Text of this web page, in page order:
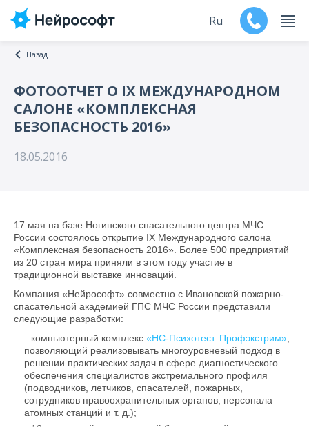
Продукты
Обучение
Дилеры
О компании
Карьера
Ru
Назад
ФОТООТЧЕТ О IХ МЕЖДУНАРОДНОМ
САЛОНЕ «КОМПЛЕКСНАЯ
БЕЗОПАСНОСТЬ 2016»
18.05.2016
17 мая на базе Ногинского спасательного центра МЧС
России состоялось открытие IХ Международного салона
«Комплексная безопасность 2016». Более 500 предприятий
из 20 стран мира приняли в этом году участие в
традиционной выставке инноваций.
Компания «Нейрософт» совместно с Ивановской пожарно-
спасательной академией ГПС МЧС России представили
следующие разработки:
компьютерный комплекс «НС-Психотест. Профэкстрим»
позволяющий реализовывать многоуровневый подход в
решении практических задач в сфере диагностического
обеспечения специалистов экстремального профиля
(подводников, летчиков, спасателей, пожарных,
сотрудников правоохранительных органов, персонала
атомных станций и т. д.);